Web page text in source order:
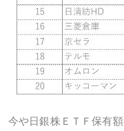
今や日銀株ＥＴＦ保有